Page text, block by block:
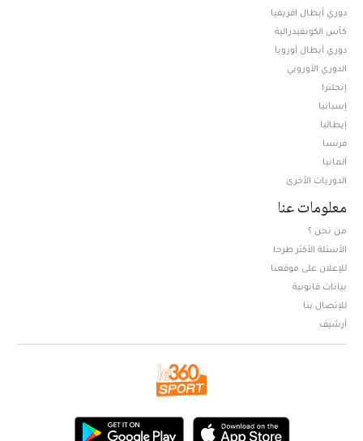
دوري أبطال افريقيا
كأس الكونفيدرالية
دوري أبطال أوروبا
الدوري الأوروبي
إنجلترا
إسبانيا
إيطاليا
فرنسا
ألمانيا
الدوريات الأخرى
معلومات عنا
من نحن ؟
الأسئلة الأكثر طرحا
للإعلان على موقعنا
بيانات قانونية
للإتصال بنا
أرشيف